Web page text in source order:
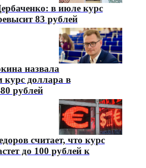
в июле курс
83 рублей
назвала
доллара в
рублей
считает, что курс
до 100 рублей к